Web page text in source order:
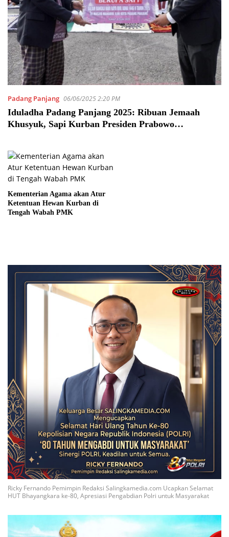
Padang Panjang 06/06/2025 2:20 PM
Iduladha Padang Panjang 2025: Ribuan Jemaah
Khusyuk, Sapi Kurban Presiden Prabowo
Kementerian Agama akan Atur
Ketentuan Hewan Kurban di
Tengah Wabah PMK
Ricky Fernando Pemimpin Redaksi Salingkamedia.com Ucapkan Selamat
HUT Bhayangkara ke-80, Apresiasi Pengabdian Polri untuk Masyarakat